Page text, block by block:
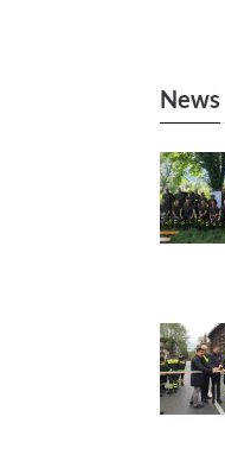
News